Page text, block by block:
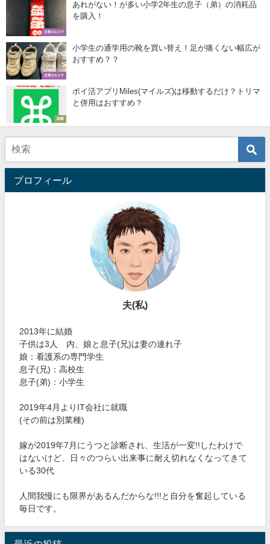
日常の1コマ
あれがない！が多い小学2年生の息子（弟）の消耗品
を購入！
日常の1コマ
小学生の通学用の靴を買い替え！足が痛くない幅広が
おすすめ？？
副業
ポイ活アプリMiles(マイルズ)は移動するだけ？トリマ
と併用はおすすめ？
プロフィール
夫(私)
2013年に結婚
子供は3人 内、娘と息子(兄)は妻の連れ子
娘：看護系の専門学生
息子(兄)：高校生
息子(弟)：小学生
2019年4月よりIT会社に就職
(その前は別業種)
嫁が2019年7月にうつと診断され、生活が一変!!したわけで
はないけど、日々のつらい出来事に耐え切れなくなってきて
いる30代
人間我慢にも限界があるんだからな!!!と自分を奮起している
毎日です。